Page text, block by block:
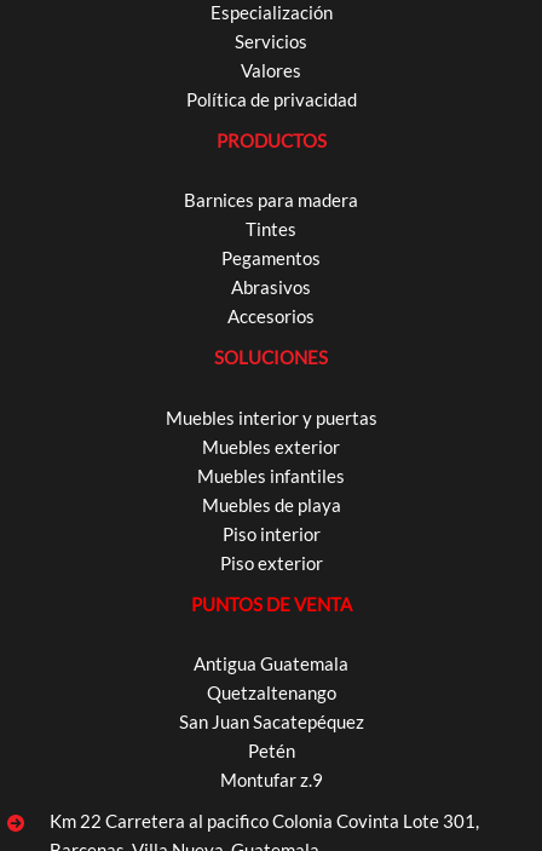
Especialización
Servicios
Valores
Política de privacidad
PRODUCTOS
Barnices para madera
Tintes
Pegamentos
Abrasivos
Accesorios
SOLUCIONES
Muebles interior y puertas
Muebles exterior
Muebles infantiles
Muebles de playa
Piso interior
Piso exterior
PUNTOS DE VENTA
Antigua Guatemala
Quetzaltenango
San Juan Sacatepéquez
Petén
Montufar z.9
Km 22 Carretera al pacifico Colonia Covinta Lote 301,